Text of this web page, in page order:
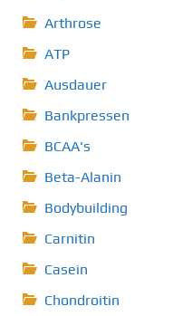
Arthrose
ATP
Ausdauer
Bankpressen
BCAA's
Beta-Alanin
Bodybuilding
Carnitin
Casein
Chondroitin